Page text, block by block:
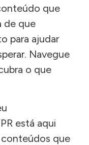
que
de que
para ajudar
Navegue
o que
está aqui
conteúdos que